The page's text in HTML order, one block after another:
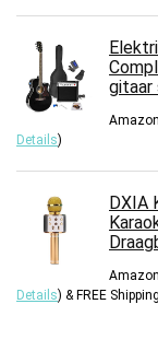
gitaar
Details)
DXIA
Details) & FREE Shipping